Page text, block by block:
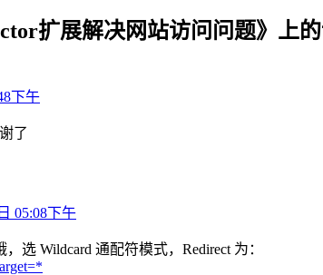
扩展解决网站访问问题》上
下午
了
05:08下午
选 Wildcard 通配符模式，Redirect 为：